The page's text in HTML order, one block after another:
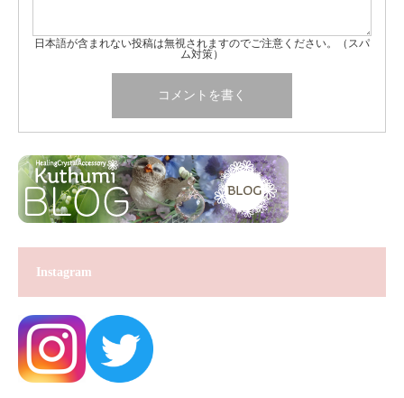
日本語が含まれない投稿は無視されますのでご注意ください。（スパ
ム対策）
Instagram